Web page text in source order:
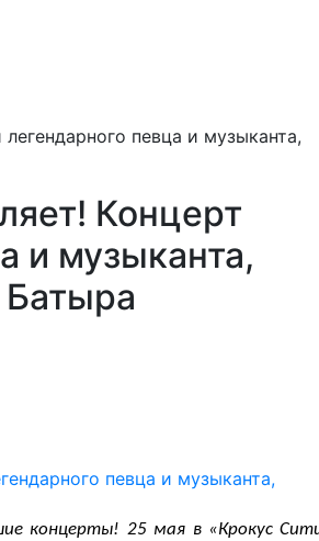
певца и музыканта,
Концерт
и музыканта,
Батыра
концерты! 25 мая в «Крокус